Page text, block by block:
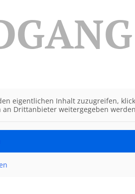
eigentlichen Inhalt zuzugreifen,
Drittanbieter weitergegeben